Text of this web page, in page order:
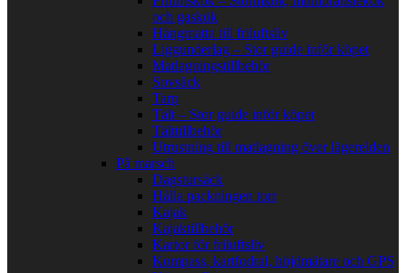
och gaskök
Hängmatta till friluftsliv
Liggunderlag – Stor guide inför köpet
Matlagningstillbehör
Sovsäck
Tarp
Tält – Stor guide inför köpet
Tälttillbehör
Utrustning till matlagning över lägerelden
På marsch
Dagstursäck
Hålla packningen torr
Kajak
Kajaktillbehör
Kartor för friluftsliv
Kompass, kartfodral, höjdmätare och GPS